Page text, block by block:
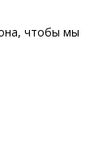
чтобы мы